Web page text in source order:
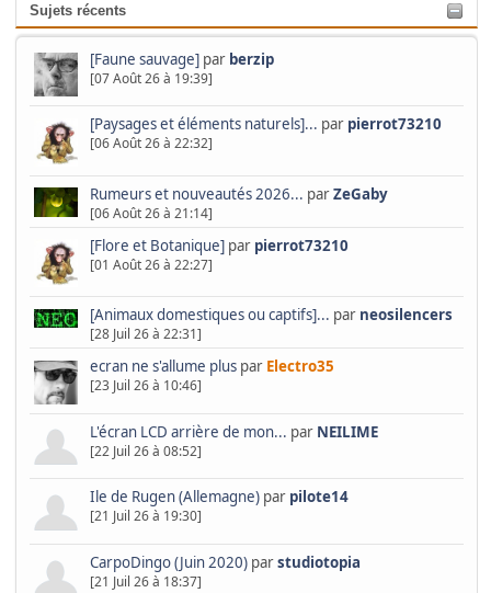
Sujets récents
[Faune sauvage] par berzip
[07 Août 26 à 19:39]
[Paysages et éléments naturels]... par pierrot73210
[06 Août 26 à 22:32]
Rumeurs et nouveautés 2026... parZeGaby
[06 Août 26 à 21:14]
[Flore et Botanique]par pierrot73210
[01 Août 26 à 22:27]
[Animaux domestiques ou captifs]... par neosilencers
[28 Juil 26 à 22:31]
ecran ne s'allume pluspar Electro35
[23 Juil 26 à 10:46]
L'écran LCD arrière de mon... par NEILIME
[22 Juil 26 à 08:52]
Ile de Rugen (Allemagne)par pilote14
[21 Juil 26 à 19:30]
CarpoDingo (Juin 2020)parstudiotopia
[21 Juil 26 à 18:37]